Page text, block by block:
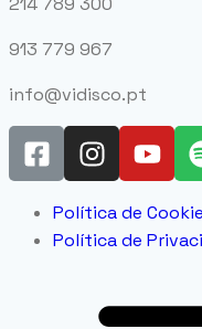
913 779 967
info@vidisco.pt
Política de
Política de